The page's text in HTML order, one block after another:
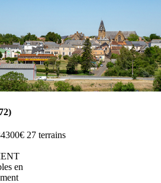
27 terrains
en